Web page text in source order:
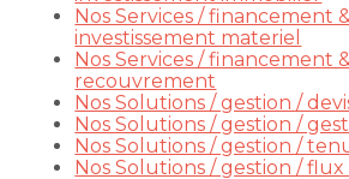
Nos Services / financement
investissement materiel
Nos Services / financement
recouvrement
Nos Solutions / gestion /
Nos Solutions / gestion /
Nos Solutions / gestion /
Nos Solutions / gestion / flux